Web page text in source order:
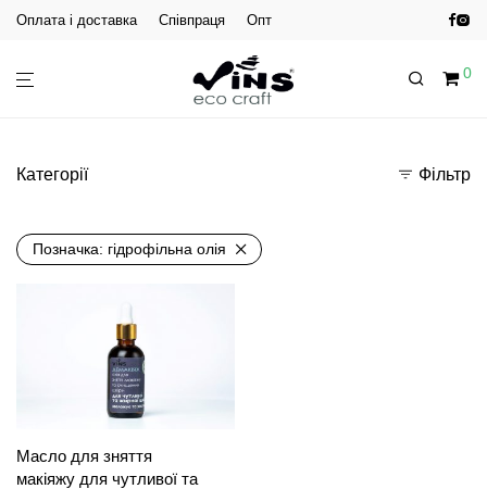
Оплата і доставка Співпраця Опт
0
Категорії Фільтр
Позначка: гідрофільна олія
Масло для зняття
макіяжу для чутливої та